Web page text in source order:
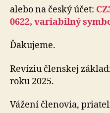
alebo na český účet:
0622, variabilný
Ďakujeme.
Revíziu členskej
roku 2025.
Vážení členovia,